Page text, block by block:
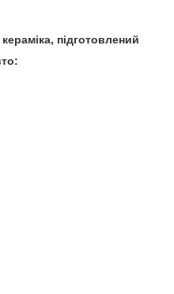
підготовлений